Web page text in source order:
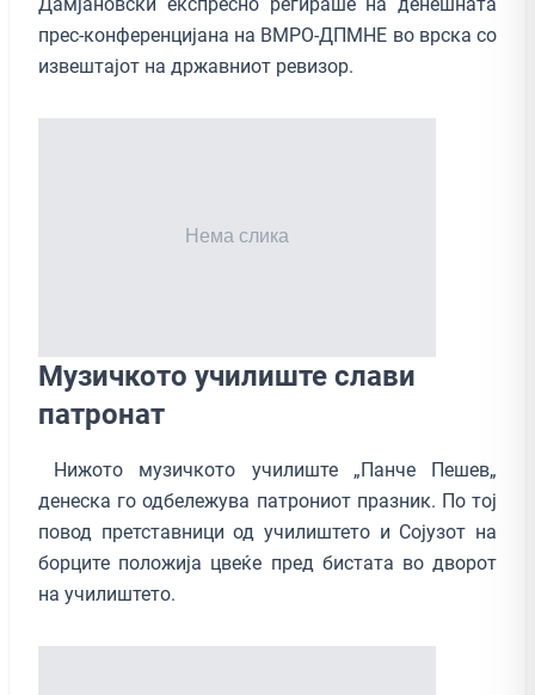
прес-конференцијана на ВМРО-ДПМНЕ во врска со
извештајот на државниот ревизор.
Музичкото училиште слави
патронат
Нижото музичкото училиште „Панче Пешев„
денеска го одбележува патрониот празник. По тој
повод претставници од училиштето и Сојузот на
борците положија цвеќе пред бистата во дворот
на училиштето.